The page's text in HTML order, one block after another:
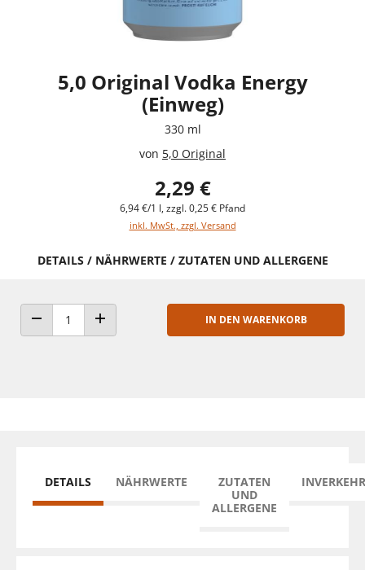
5,0 Original Vodka Energy
(Einweg)
330 ml
von 5,0 Original
2,29 €
6,94 €/1 l, zzgl. 0,25 € Pfand
inkl. MwSt., zzgl. Versand
DETAILS / NÄHRWERTE / ZUTATEN UND ALLERGENE
ANZAHL VERRINGERNANZAHL ERHÖHEN
IN DEN WARENKORB
DETAILS NÄHRWERTE
ZUTATEN
UND
ALLERGENE